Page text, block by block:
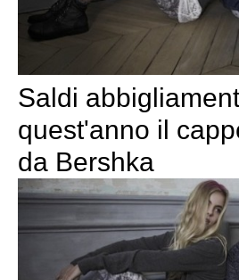
Saldi
quest'anno il
da Bershka